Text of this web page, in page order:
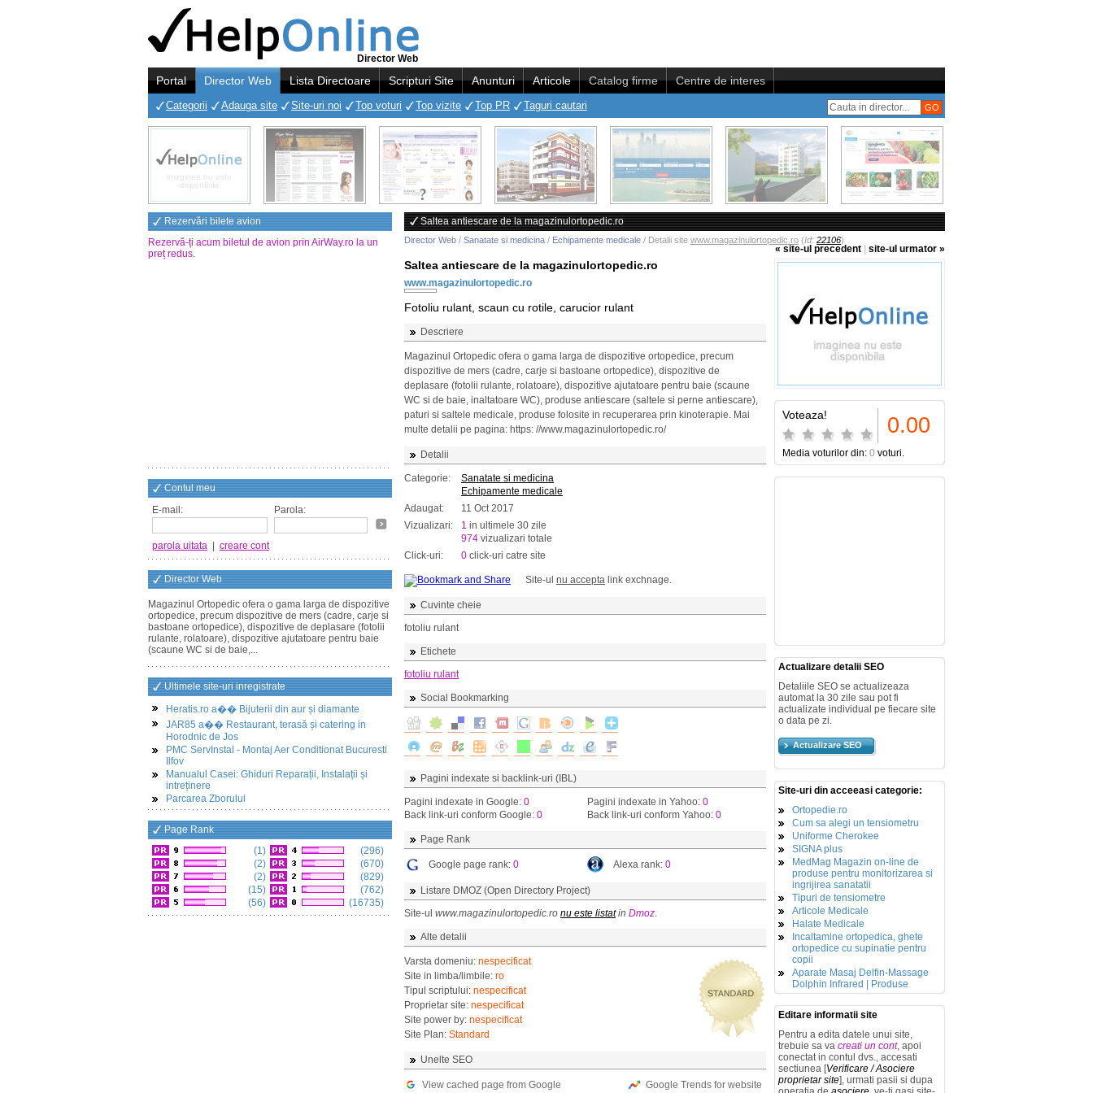
Director Web
Portal Director Web Lista Directoare Scripturi Site Anunturi Articole Catalog firme Centre de interes
Categorii Adauga site Site-uri noi Top voturi Top vizite Top PR Taguri cautari
Rezervări bilete avion
Rezervă-ți acum biletul de avion prin AirWay.ro la un
preț redus.
Contul meu
E-mail:
Parola:
parola uitata creare cont
Director Web
Magazinul Ortopedic ofera o gama larga de dispozitive
ortopedice, precum dispozitive de mers (cadre, carje si
bastoane ortopedice), dispozitive de deplasare (fotolii
rulante, rolatoare), dispozitive ajutatoare pentru baie
(scaune WC si de baie,...
Ultimele site-uri inregistrate
Heratis.ro a�� Bijuterii din aur și diamante
JAR85 a�� Restaurant, terasă și catering in
Horodnic de Jos
PMC ServInstal - Montaj Aer Conditionat Bucuresti
Ilfov
Manualul Casei: Ghiduri Reparații, Instalații și
intreținere
Parcarea Zborului
Page Rank
(1)
(2)
(2)
(15)
(56)
(296)
(670)
(829)
(762)
(16735)
Saltea antiescare de la magazinulortopedic.ro
Director Web / Sanatate si medicina / Echipamente medicale / Detalii site www.magazinulortopedic.ro (Id: 22106)
« site-ul precedent site-ul urmator »
Saltea antiescare de la magazinulortopedic.ro
www.magazinulortopedic.ro
Fotoliu rulant, scaun cu rotile, carucior rulant
Descriere
Magazinul Ortopedic ofera o gama larga de dispozitive ortopedice, precum
dispozitive de mers (cadre, carje si bastoane ortopedice), dispozitive de
deplasare (fotolii rulante, rolatoare), dispozitive ajutatoare pentru baie (scaune
WC si de baie, inaltatoare WC), produse antiescare (saltele si perne antiescare),
paturi si saltele medicale, produse folosite in recuperarea prin kinoterapie. Mai
multe detalii pe pagina: https: //www.magazinulortopedic.ro/
Detalii
Categorie:
Sanatate si medicina
Echipamente medicale
Adaugat:
11 Oct 2017
Vizualizari:
1 in ultimele 30 zile
974 vizualizari totale
Click-uri:
0 click-uri catre site
Site-ul nu accepta link exchnage.
Cuvinte cheie
fotoliu rulant
Etichete
fotoliu rulant
Social Bookmarking
Pagini indexate si backlink-uri (IBL)
Pagini indexate in Google: 0
Back link-uri conform Google: 0
Pagini indexate in Yahoo: 0
Back link-uri conform Yahoo: 0
Page Rank
Google page rank: 0 Alexa rank: 0
Listare DMOZ (Open Directory Project)
Site-ul www.magazinulortopedic.ro nu este listatin Dmoz.
Alte detalii
Varsta domeniu: nespecificat
Site in limba/limbile: ro
Tipul scriptului: nespecificat
Proprietar site: nespecificat
Site power by: nespecificat
Site Plan: Standard
Unelte SEO
View cached page from Google Google Trends for website
Voteaza! 0.00
Media voturilor din: 0 voturi.
Actualizare detalii SEO
Detaliile SEO se actualizeaza
automat la 30 zile sau pot fi
actualizate individual pe fiecare site
o data pe zi.
Actualizare SEO
Site-uri din acceeasi categorie:
Ortopedie.ro
Cum sa alegi un tensiometru
Uniforme Cherokee
SIGNA plus
MedMag Magazin on-line de
produse pentru monitorizarea si
ingrijirea sanatatii
Tipuri de tensiometre
Articole Medicale
Halate Medicale
Incaltamine ortopedica, ghete
ortopedice cu supinatie pentru
copii
Aparate Masaj Delfin-Massage
Dolphin Infrared | Produse
Editare informatii site
Pentru a edita datele unui site,
trebuie sa va creati un cont, apoi
conectat in contul dvs., accesati
sectiunea [Verificare / Asociere
proprietar site], urmati pasii si dupa